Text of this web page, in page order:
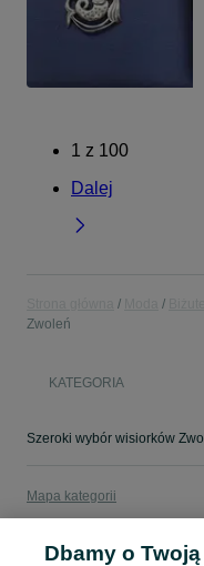
1 z 100
Dalej
Zwoleń
KATEGORIA
Mapa kategorii
Mapa ministron
Dbamy o